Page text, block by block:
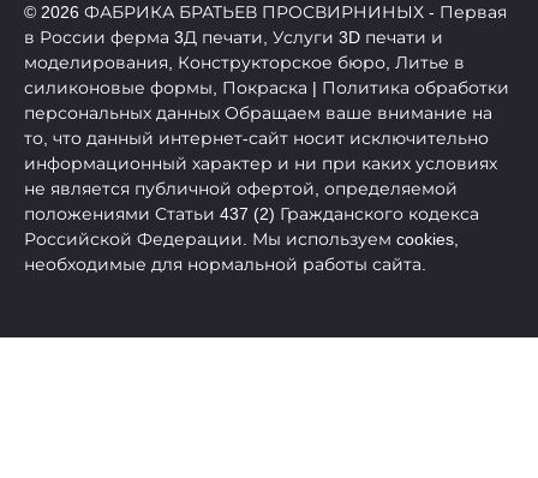
© 2026 ФАБРИКА БРАТЬЕВ ПРОСВИРНИНЫХ - Первая
в России ферма 3Д печати, Услуги 3D печати и
моделирования, Конструкторское бюро, Литье в
силиконовые формы, Покраска | Политика обработки
персональных данных Обращаем ваше внимание на
то, что данный интернет-сайт носит исключительно
информационный характер и ни при каких условиях
не является публичной офертой, определяемой
положениями Статьи 437 (2) Гражданского кодекса
Российской Федерации. Мы используем cookies,
необходимые для нормальной работы сайта.